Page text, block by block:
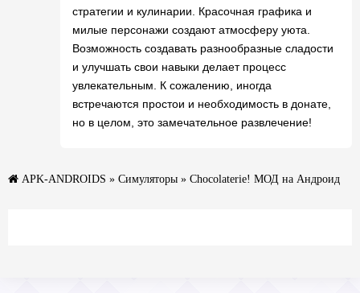
стратегии и кулинарии. Красочная графика и
милые персонажи создают атмосферу уюта.
Возможность создавать разнообразные сладости
и улучшать свои навыки делает процесс
увлекательным. К сожалению, иногда
встречаются простои и необходимость в донате,
но в целом, это замечательное развлечение!
APK-ANDROIDS » Симуляторы » Chocolaterie! МОД на Андроид